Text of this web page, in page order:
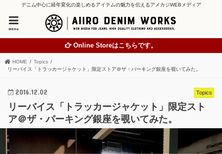
デニム中心に経年変化の楽しめるアイテムの魅力を伝えるアメカジWEBメディア
menu
Online Storeはこちらです。
HOME
Topics
リーバイス「トラッカージャケット」限定ストア＠ザ・パーキング銀座を覗いてみた。
Topics
2016.12.02
リーバイス「トラッカージャケット」限定スト
ア＠ザ・パーキング銀座を覗いてみた。